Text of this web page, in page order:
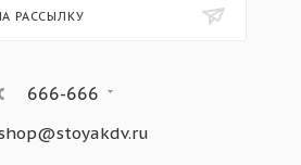
РАССЫЛКУ
666-666